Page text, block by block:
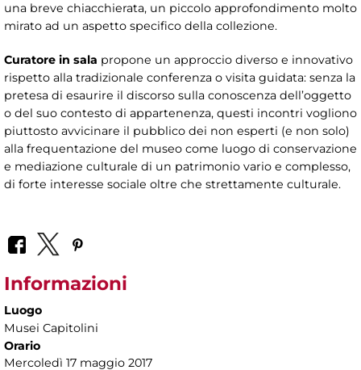
una breve chiacchierata, un piccolo approfondimento molto
mirato ad un aspetto specifico della collezione.
Curatore in sala propone un approccio diverso e innovativo
rispetto alla tradizionale conferenza o visita guidata: senza la
pretesa di esaurire il discorso sulla conoscenza dell’oggetto
o del suo contesto di appartenenza, questi incontri vogliono
piuttosto avvicinare il pubblico dei non esperti (e non solo)
alla frequentazione del museo come luogo di conservazione
e mediazione culturale di un patrimonio vario e complesso,
di forte interesse sociale oltre che strettamente culturale.
Informazioni
Luogo
Musei Capitolini
Orario
Mercoledì 17 maggio 2017